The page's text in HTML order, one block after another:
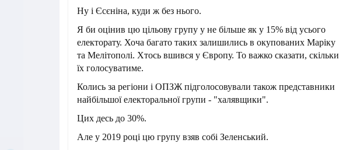
Ну і Єсєніна, куди ж без нього.
Я би оцінив цю цільову групу у не більше як у 15% від усього
електорату. Хоча багато таких залишились в окупованих Маріку
та Мелітополі. Хтось вшився у Європу. То важко сказати, скільки
їх голосуватиме.
Колись за регіони і ОПЗЖ підголосовували також представники
найбільшої електоральної групи - "халявщики".
Цих десь до 30%.
Але у 2019 році цю групу взяв собі Зеленський.